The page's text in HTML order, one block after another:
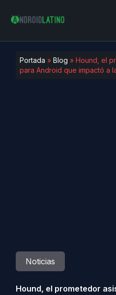
Portada » Blog » Hound, el
para Android que impactó a
Noticias
Hound, el prometedor